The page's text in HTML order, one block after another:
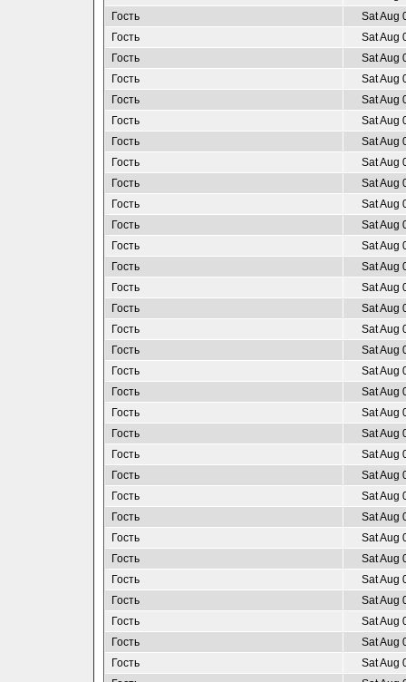
Гость
Sat Aug
Гость
Sat Aug
Гость
Sat Aug
Гость
Sat Aug
Гость
Sat Aug
Гость
Sat Aug
Гость
Sat Aug
Гость
Sat Aug
Гость
Sat Aug
Гость
Sat Aug
Гость
Sat Aug
Гость
Sat Aug
Гость
Sat Aug
Гость
Sat Aug
Гость
Sat Aug
Гость
Sat Aug
Гость
Sat Aug
Гость
Sat Aug
Гость
Sat Aug
Гость
Sat Aug
Гость
Sat Aug
Гость
Sat Aug
Гость
Sat Aug
Гость
Sat Aug
Гость
Sat Aug
Гость
Sat Aug
Гость
Sat Aug
Гость
Sat Aug
Гость
Sat Aug
Гость
Sat Aug
Гость
Sat Aug
Гость
Sat Aug